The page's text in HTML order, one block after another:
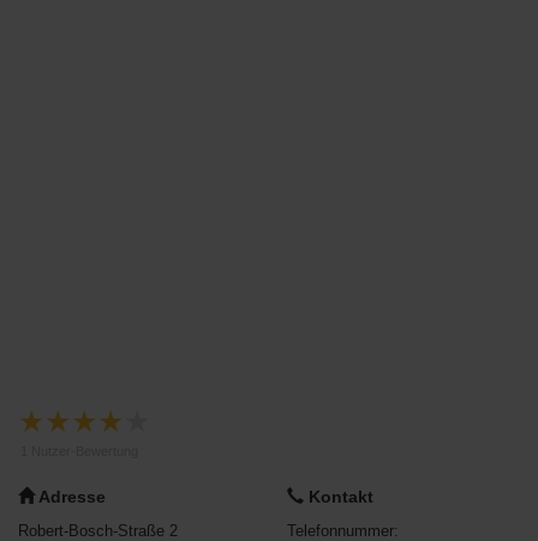
★
★
★
★
Adresse
Robert-Bosch-Straße 2
Kontakt
Telefonnummer: